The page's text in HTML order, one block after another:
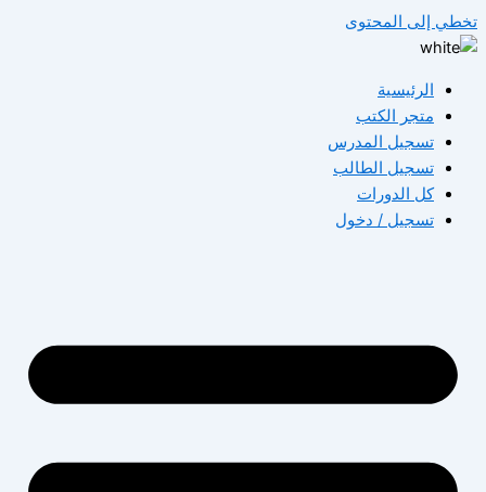
تخطي إلى المحتوى
الرئيسية
متجر الكتب
تسجيل المدرس
تسجيل الطالب
كل الدورات
تسجيل / دخول